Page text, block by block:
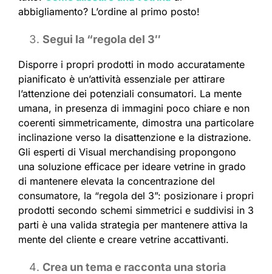
abbigliamento? L’ordine al primo posto!
Segui la “regola del 3″
Disporre i propri prodotti in modo accuratamente
pianificato è un’attività essenziale per attirare
l’attenzione dei potenziali consumatori. La mente
umana, in presenza di immagini poco chiare e non
coerenti simmetricamente, dimostra una particolare
inclinazione verso la disattenzione e la distrazione.
Gli esperti di Visual merchandising propongono
una soluzione efficace per ideare vetrine in grado
di mantenere elevata la concentrazione del
consumatore, la “regola del 3”: posizionare i propri
prodotti secondo schemi simmetrici e suddivisi in 3
parti è una valida strategia per mantenere attiva la
mente del cliente e creare vetrine accattivanti.
Crea un tema e racconta una storia